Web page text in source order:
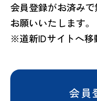
会員登録がお済み
お願いいたします。
※道新IDサイトへ移
会員